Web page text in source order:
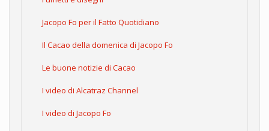
Jacopo Fo per il Fatto Quotidiano
Il Cacao della domenica di Jacopo Fo
Le buone notizie di Cacao
I video di Alcatraz Channel
I video di Jacopo Fo